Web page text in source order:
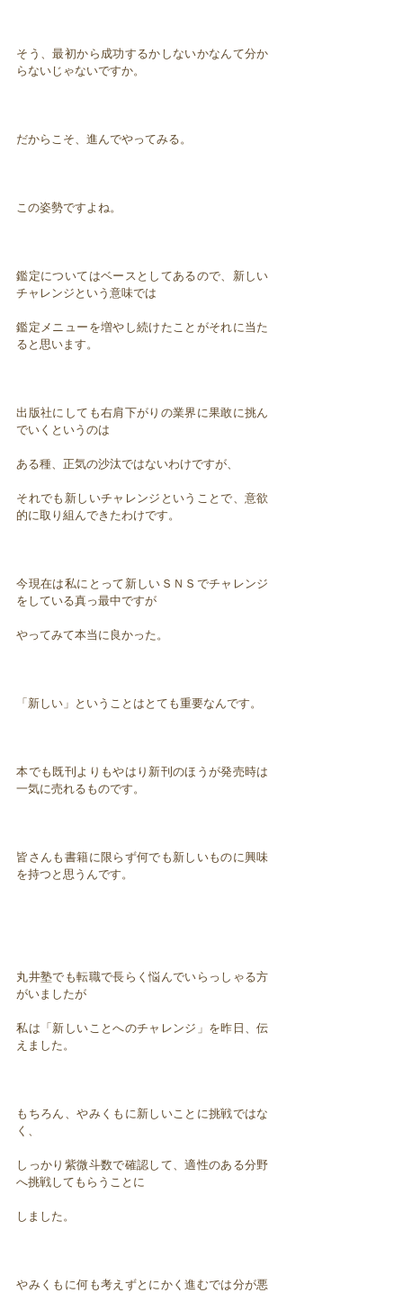
そう、最初から成功するかしないかなんて分か
らないじゃないですか。
だからこそ、進んでやってみる。
この姿勢ですよね。
鑑定についてはベースとしてあるので、新しい
チャレンジという意味では
鑑定メニューを増やし続けたことがそれに当た
ると思います。
出版社にしても右肩下がりの業界に果敢に挑ん
でいくというのは
ある種、正気の沙汰ではないわけですが、
それでも新しいチャレンジということで、意欲
的に取り組んできたわけです。
今現在は私にとって新しいＳＮＳでチャレンジ
をしている真っ最中ですが
やってみて本当に良かった。
「新しい」ということはとても重要なんです。
本でも既刊よりもやはり新刊のほうが発売時は
一気に売れるものです。
皆さんも書籍に限らず何でも新しいものに興味
を持つと思うんです。
丸井塾でも転職で長らく悩んでいらっしゃる方
がいましたが
私は「新しいことへのチャレンジ」を昨日、伝
えました。
もちろん、やみくもに新しいことに挑戦ではな
く、
しっかり紫微斗数で確認して、適性のある分野
へ挑戦してもらうことに
しました。
やみくもに何も考えずとにかく進むでは分が悪